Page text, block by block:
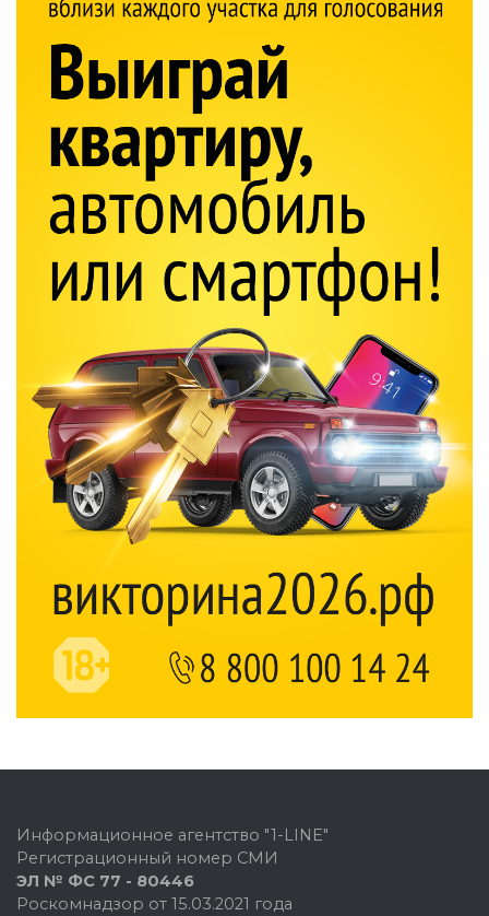
Информационное агентство "1-LINE"
Регистрационный номер СМИ
ЭЛ № ФС 77 - 80446
Роскомнадзор от 15.03.2021 года